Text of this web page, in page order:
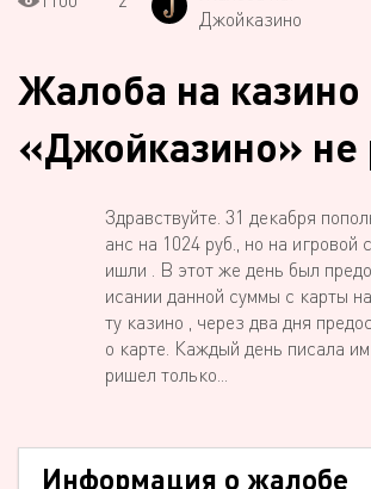
Джойказино
Жалоба на казино
«Джойказино»
Здравствуйте. 31 декабря
анс на 1024 руб., но на игровой
ишли . В этот же день был
исании данной суммы с карты
ту казино , через два дня
о карте. Каждый день писала им
ришел только...
Информация о жалобе